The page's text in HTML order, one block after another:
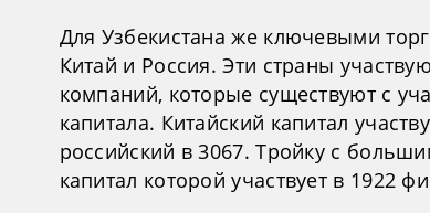
Для Узбекистана же ключевыми
Китай и Россия. Эти страны
компаний, которые существуют с
капитала. Китайский капитал
российский в 3067. Тройку с
капитал которой участвует в 1922